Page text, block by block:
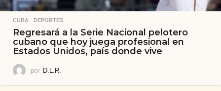
CUBA ,DEPORTES
Regresará a la Serie Nacional pelotero
cubano que hoy juega profesional en
Estados Unidos, país donde vive
por D.L.R.